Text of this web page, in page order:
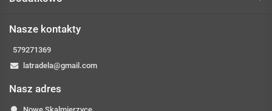
Nasze kontakty
579271369
latradela@gmail.com
Nasz adres